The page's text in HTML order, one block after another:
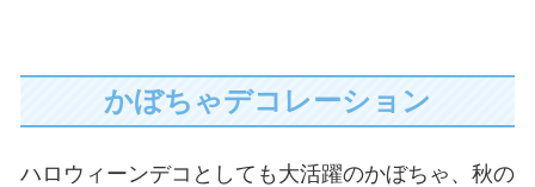
かぼちゃデコレーション
ハロウィーンデコとしても大活躍のかぼちゃ、秋の